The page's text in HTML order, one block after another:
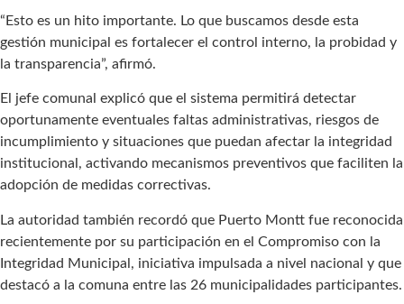
“Esto es un hito importante. Lo que buscamos desde esta
gestión municipal es fortalecer el control interno, la probidad y
la transparencia”, afirmó.
El jefe comunal explicó que el sistema permitirá detectar
oportunamente eventuales faltas administrativas, riesgos de
incumplimiento y situaciones que puedan afectar la integridad
institucional, activando mecanismos preventivos que faciliten la
adopción de medidas correctivas.
La autoridad también recordó que Puerto Montt fue reconocida
recientemente por su participación en el Compromiso con la
Integridad Municipal, iniciativa impulsada a nivel nacional y que
destacó a la comuna entre las 26 municipalidades participantes.